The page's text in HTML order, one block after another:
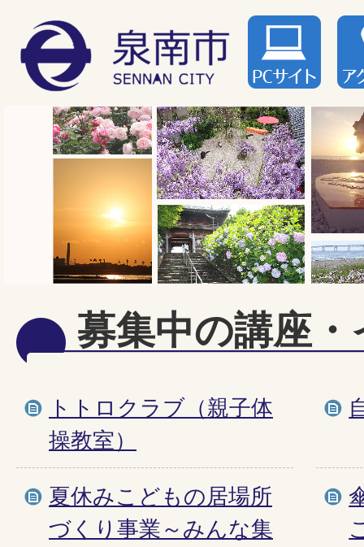
募集中の講座
トトロクラブ（親子体
操教室）
夏休みこどもの居場所
づくり事業～みんな集